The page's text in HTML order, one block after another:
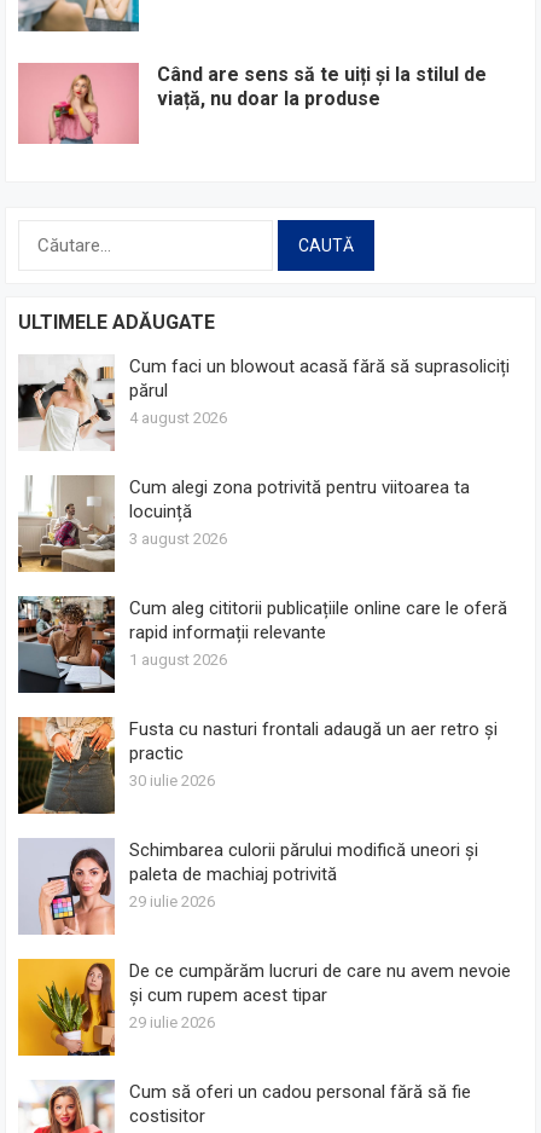
Când are sens să te uiți și la stilul de
viață, nu doar la produse
Caută
ULTIMELE ADĂUGATE
Cum faci un blowout acasă fără să suprasoliciți
părul
4 august 2026
Cum alegi zona potrivită pentru viitoarea ta
locuință
3 august 2026
Cum aleg cititorii publicațiile online care le oferă
rapid informații relevante
1 august 2026
Fusta cu nasturi frontali adaugă un aer retro și
practic
30 iulie 2026
Schimbarea culorii părului modifică uneori și
paleta de machiaj potrivită
29 iulie 2026
De ce cumpărăm lucruri de care nu avem nevoie
și cum rupem acest tipar
29 iulie 2026
Cum să oferi un cadou personal fără să fie
costisitor